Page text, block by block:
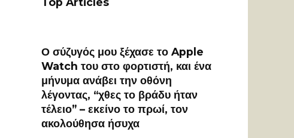
Ο σύζυγός μου ξέχασε το Apple
Watch του στο φορτιστή, και ένα
μήνυμα ανάβει την οθόνη
λέγοντας, “χθες το βράδυ ήταν
τέλειο” – εκείνο το πρωί, τον
ακολούθησα ήσυχα